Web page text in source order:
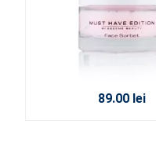
89.00 lei